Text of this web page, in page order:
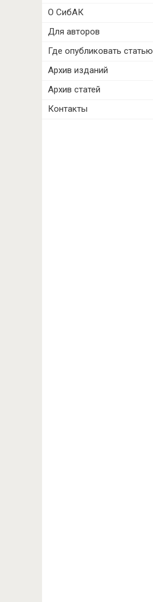
О СибАК
Для авторов
Где опубликовать статью
Архив изданий
Архив статей
Контакты